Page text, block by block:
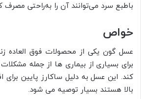
باطبع سر‌د می‌توانند آن را به‌راحتی مصرف
خواص
عسل گون یکی از محصولات فوق العاده
برای بسیاری از بیماری ها از جمله
کند. این عسل به دلیل ساکارز پایین برای
بالا هستند بسیار توصیه می شود.